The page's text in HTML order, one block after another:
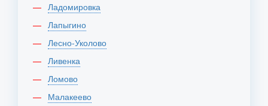
Ладомировка
Лапыгино
Лесно-Уколово
Ливенка
Ломово
Малакеево